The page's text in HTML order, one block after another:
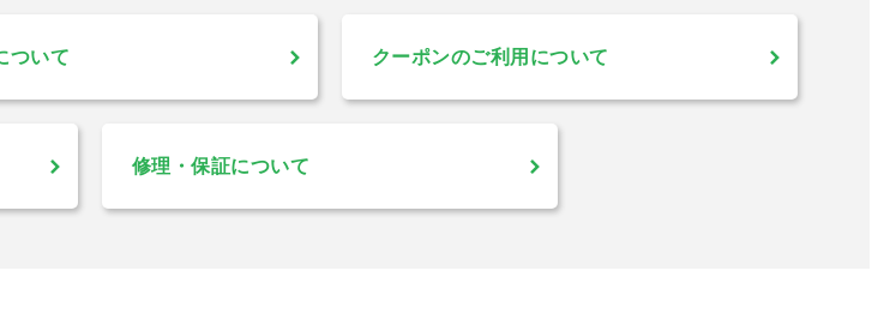
ついて クーポンのご利用について
修理・保証について